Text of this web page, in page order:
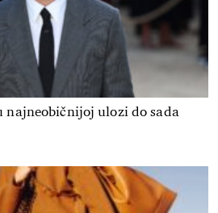
najneobičnijoj ulozi do sada